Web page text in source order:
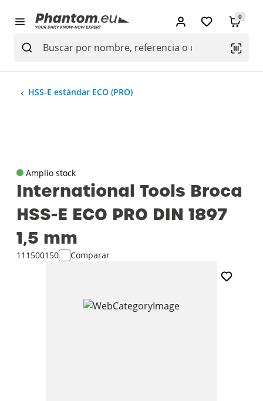
0
HSS-E estándar ECO (PRO)
Amplio stock
International Tools Broca
HSS-E ECO PRO DIN 1897
1‚5 mm
111500150 Comparar